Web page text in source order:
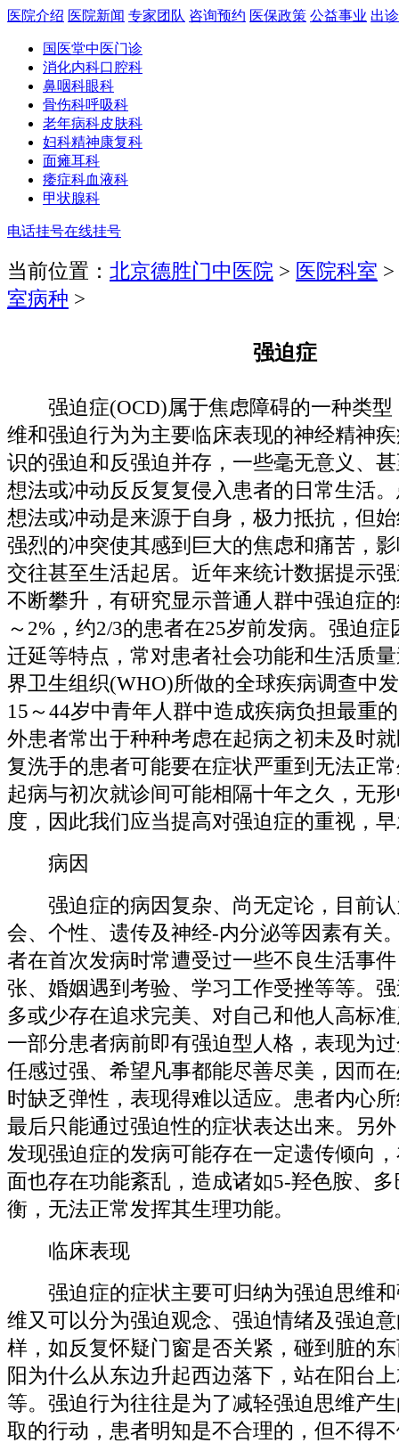
医院介绍 医院新闻 专家团队 咨询预约 医保政策 公益事业 出
国医堂中医门诊
消化内科口腔科
鼻咽科眼科
骨伤科呼吸科
老年病科皮肤科
妇科精神康复科
面瘫耳科
痿症科血液科
甲状腺科
电话挂号在线挂号
当前位置： 北京德胜门中医院 > 医院科室 >
室病种 >
强迫症
强迫症(OCD)属于焦虑障碍的一种类型
维和强迫行为为主要临床表现的神经精神
识的强迫和反强迫并存，一些毫无意义、
想法或冲动反反复复侵入患者的日常生活
想法或冲动是来源于自身，极力抵抗，但
强烈的冲突使其感到巨大的焦虑和痛苦，
交往甚至生活起居。近年来统计数据提示
不断攀升，有研究显示普通人群中强迫症
～2%，约2/3的患者在25岁前发病。强迫
迁延等特点，常对患者社会功能和生活质
界卫生组织(WHO)所做的全球疾病调查中
15～44岁中青年人群中造成疾病负担最重
外患者常出于种种考虑在起病之初未及时
复洗手的患者可能要在症状严重到无法正
起病与初次就诊间可能相隔十年之久，无
度，因此我们应当提高对强迫症的重视，
病因
强迫症的病因复杂、尚无定论，目前认
会、个性、遗传及神经-内分泌等因素有关
者在首次发病时常遭受过一些不良生活事
张、婚姻遇到考验、学习工作受挫等等。
多或少存在追求完美、对自己和他人高标
一部分患者病前即有强迫型人格，表现为
任感过强、希望凡事都能尽善尽美，因而
时缺乏弹性，表现得难以适应。患者内心
最后只能通过强迫性的症状表达出来。另
发现强迫症的发病可能存在一定遗传倾向
面也存在功能紊乱，造成诸如5-羟色胺、
衡，无法正常发挥其生理功能。
临床表现
强迫症的症状主要可归纳为强迫思维和
维又可以分为强迫观念、强迫情绪及强迫
样，如反复怀疑门窗是否关紧，碰到脏的
阳为什么从东边升起西边落下，站在阳台
等。强迫行为往往是为了减轻强迫思维产
取的行动，患者明知是不合理的，但不得